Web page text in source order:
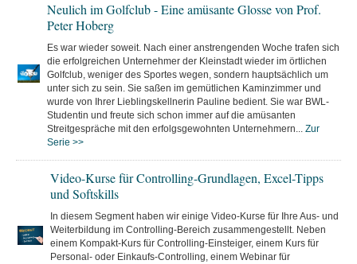
Neulich im Golfclub - Eine amüsante Glosse von Prof.
Peter Hoberg
Es war wieder soweit. Nach einer anstrengenden Woche trafen sich
die erfolgreichen Unternehmer der Kleinstadt wieder im örtlichen
Golfclub, weniger des Sportes wegen, sondern hauptsächlich um
unter sich zu sein. Sie saßen im gemütlichen Kaminzimmer und
wurde von Ihrer Lieblingskellnerin Pauline bedient. Sie war BWL-
Studentin und freute sich schon immer auf die amüsanten
Streitgespräche mit den erfolgsgewohnten Unternehmern... Zur
Serie >>
Video-Kurse für Controlling-Grundlagen, Excel-Tipps
und Softskills
In diesem Segment haben wir einige Video-Kurse für Ihre Aus- und
Weiterbildung im Controlling-Bereich zusammengestellt. Neben
einem Kompakt-Kurs für Controlling-Einsteiger, einem Kurs für
Personal- oder Einkaufs-Controlling, einem Webinar für